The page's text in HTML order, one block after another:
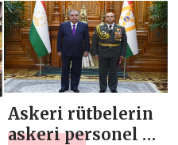
Silahlı Kuvvetleri
Destek Bakanı
Muhammed Rıza
Aştiani ile
görüşme
Askeri rütbelerin
askeri personel ve